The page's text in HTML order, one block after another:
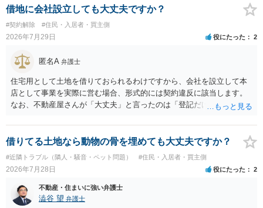
います。
借地に会社設立しても大丈夫ですか？
#契約解除 #住民・入居者・買主側
2026年7月29日 役にたった 2
匿名A 弁護士
住宅用として土地を借りておられるわけですから、会社を設立して本
店として事業を実際に営む場合、形式的には契約違反に該当します。
なお、不動産屋さんが「大丈夫」と言ったのは「登記だけなら実務上
れますが、これは法的な保証ではありません。 ただ、解除まで認めら
れるかどうかについては信頼関係が破壊されたかどうかで判断されま
すので、建物を事務所・店舗用に大きく改築する等までなさらない限
り、リスクはそれほど大きくないかもしれません。 しかしそれでも、
大家さんが契約違反を口実に、将来の更新時に更新料の上乗せを要求
したり、立ち退きを迫る材料に使ったりする可能性は否定できませ
ん。
借りてる土地なら動物の骨を埋めても大丈夫ですか？
#近隣トラブル（隣人・騒音・ペット問題） #住民・入居者・買主側
2026年7月28日 役にたった 2
不動産・住まいに強い弁護士
澁谷 望 弁護士